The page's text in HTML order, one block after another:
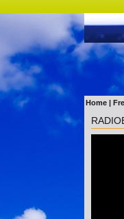
Home |